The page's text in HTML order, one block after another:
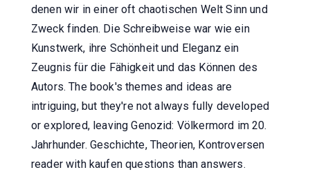
denen wir in einer oft chaotischen Welt Sinn und
Zweck finden. Die Schreibweise war wie ein
Kunstwerk, ihre Schönheit und Eleganz ein
Zeugnis für die Fähigkeit und das Können des
Autors. The book's themes and ideas are
intriguing, but they're not always fully developed
or explored, leaving Genozid: Völkermord im 20.
Jahrhunder. Geschichte, Theorien, Kontroversen
reader with kaufen questions than answers.